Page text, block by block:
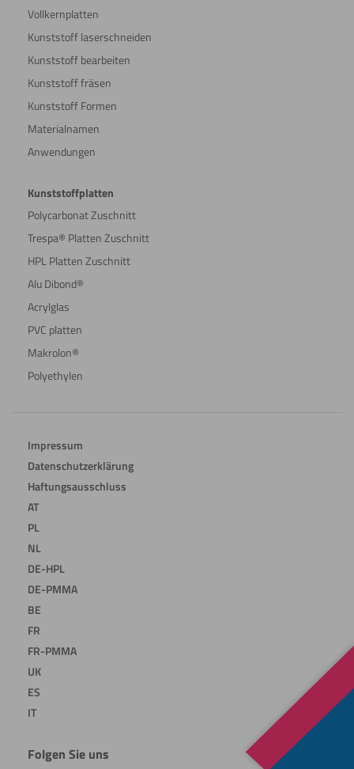
Vollkernplatten
Kunststoff laserschneiden
Kunststoff bearbeiten
Kunststoff fräsen
Kunststoff Formen
Materialnamen
Anwendungen
Kunststoffplatten
Polycarbonat Zuschnitt
Trespa® Platten Zuschnitt
HPL Platten Zuschnitt
Alu Dibond®
Acrylglas
PVC platten
Makrolon®
Polyethylen
Impressum
Datenschutzerklärung
Haftungsausschluss
AT
PL
NL
DE-HPL
DE-PMMA
BE
FR
FR-PMMA
UK
ES
IT
Folgen Sie uns